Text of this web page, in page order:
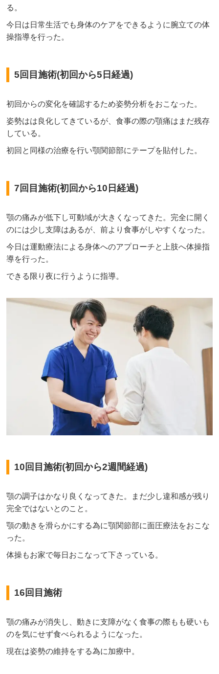
る。
今日は日常生活でも身体のケアをできるように腕立ての体
操指導を行った。
5回目施術(初回から5日経過)
初回からの変化を確認するため姿勢分析をおこなった。
姿勢はは良化してきているが、食事の際の顎痛はまだ残存
している。
初回と同様の治療を行い顎関節部にテープを貼付した。
7回目施術(初回から10日経過)
顎の痛みが低下し可動域が大きくなってきた。完全に開く
のには少し支障はあるが、前より食事がしやすくなった。
今日は運動療法による身体へのアプローチと上肢へ体操指
導を行った。
できる限り夜に行うように指導。
10回目施術(初回から2週間経過)
顎の調子はかなり良くなってきた。まだ少し違和感が残り
完全ではないとのこと。
顎の動きを滑らかにする為に顎関節部に面圧療法をおこな
った。
体操もお家で毎日おこなって下さっている。
16回目施術
顎の痛みが消失し、動きに支障がなく食事の際もも硬いも
のを気にせず食べられるようになった。
現在は姿勢の維持をする為に加療中。